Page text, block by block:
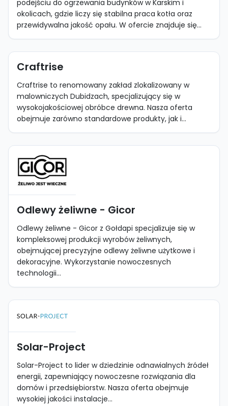
podejściu do ogrzewania budynków w Karskim i
okolicach, gdzie liczy się stabilna praca kotła oraz
przewidywalna jakość opału. W ofercie znajduje się...
Craftrise
Craftrise to renomowany zakład zlokalizowany w
malowniczych Dubidzach, specjalizujący się w
wysokojakościowej obróbce drewna. Nasza oferta
obejmuje zarówno standardowe produkty, jak i...
Odlewy żeliwne - Gicor
Odlewy żeliwne - Gicor z Gołdapi specjalizuje się w
kompleksowej produkcji wyrobów żeliwnych,
obejmującej precyzyjne odlewy żeliwne użytkowe i
dekoracyjne. Wykorzystanie nowoczesnych
technologii...
Solar-Project
Solar-Project to lider w dziedzinie odnawialnych źródeł
energii, zapewniający nowoczesne rozwiązania dla
domów i przedsiębiorstw. Nasza oferta obejmuje
wysokiej jakości instalacje...